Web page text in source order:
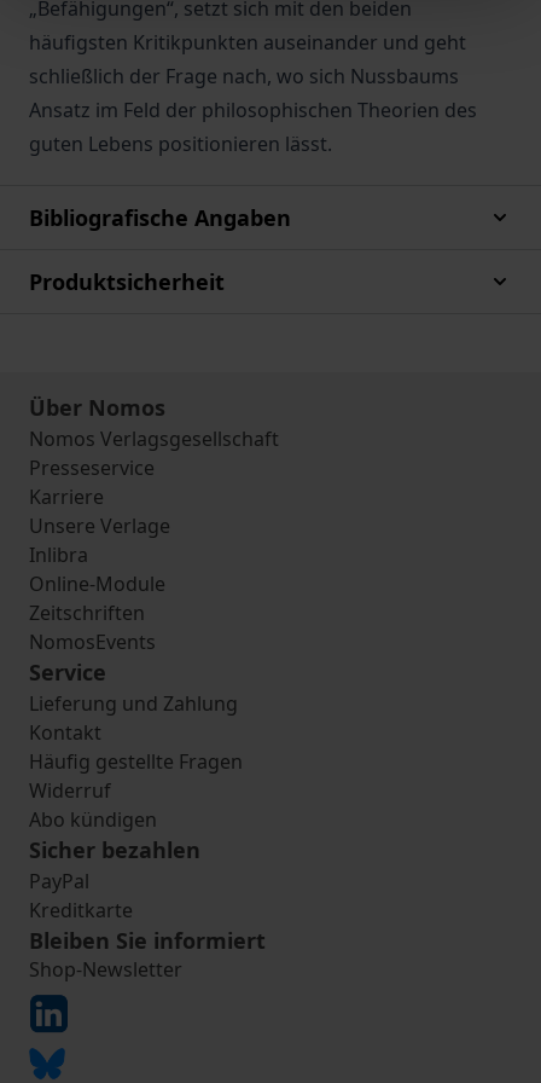
„Befähigungen“, setzt sich mit den beiden
häufigsten Kritikpunkten auseinander und geht
schließlich der Frage nach, wo sich Nussbaums
Ansatz im Feld der philosophischen Theorien des
guten Lebens positionieren lässt.
Bibliografische Angaben
Produktsicherheit
Über Nomos
Nomos Verlagsgesellschaft
Presseservice
Karriere
Unsere Verlage
Inlibra
Online-Module
Zeitschriften
NomosEvents
Service
Lieferung und Zahlung
Kontakt
Häufig gestellte Fragen
Widerruf
Abo kündigen
Sicher bezahlen
PayPal
Kreditkarte
Bleiben Sie informiert
Shop-Newsletter